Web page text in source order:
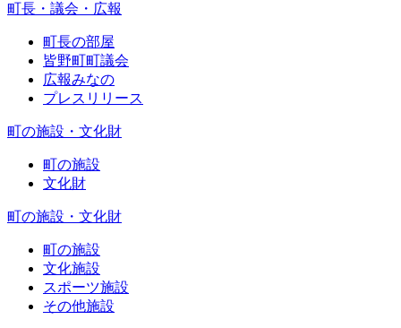
町長・議会・広報
町長の部屋
皆野町町議会
広報みなの
プレスリリース
町の施設・文化財
町の施設
文化財
町の施設・文化財
町の施設
文化施設
スポーツ施設
その他施設